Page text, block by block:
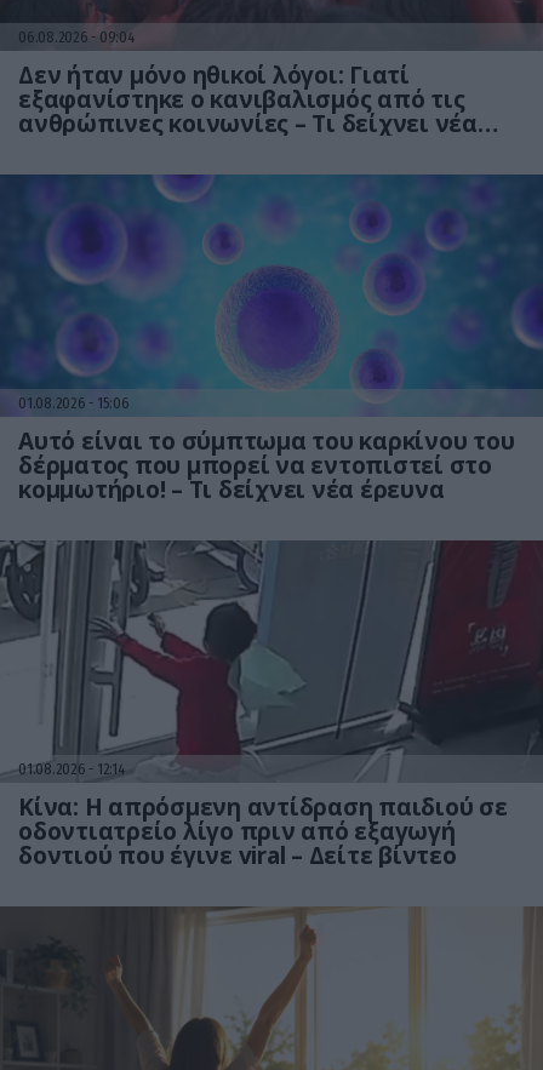
06.08.2026 09:04
Δεν ήταν μόνο ηθικοί λόγοι: Γιατί
εξαφανίστηκε ο κανιβαλισμός από τις
ανθρώπινες κοινωνίες – Τι δείχνει νέα
01.08.2026 15:06
Αυτό είναι το σύμπτωμα του καρκίνου του
δέρματος που μπορεί να εντοπιστεί στο
κομμωτήριο! – Τι δείχνει νέα έρευνα
01.08.2026 12:14
Κίνα: Η απρόσμενη αντίδραση παιδιού σε
οδοντιατρείο λίγο πριν από εξαγωγή
δοντιού που έγινε viral – Δείτε βίντεο